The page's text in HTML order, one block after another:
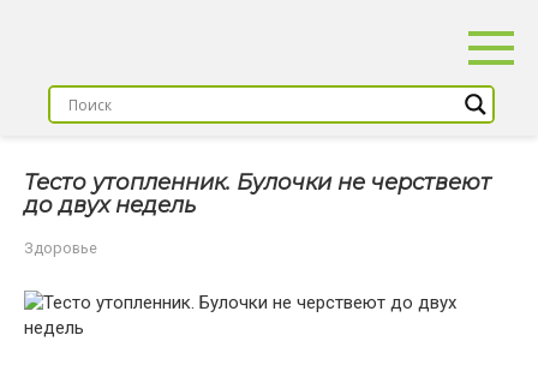
Тесто утопленник. Булочки не черствеют
до двух недель
Здоровье